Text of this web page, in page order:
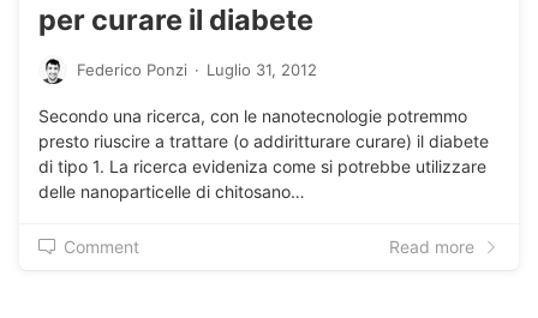
per curare il diabete
Federico Ponzi · Luglio 31, 2012
Secondo una ricerca, con le nanotecnologie potremmo
presto riuscire a trattare (o addiritturare curare) il diabete
di tipo 1. La ricerca evideniza come si potrebbe utilizzare
delle nanoparticelle di chitosano…
Comment Read more